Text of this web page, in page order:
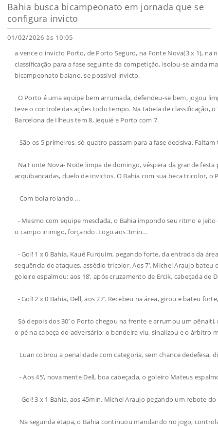
Bahia busca bicampeonato em jornada que se
configura invicto
01/02/2026 às 10:05
a vence o invicto Porto, de Porto Seguro, na Fonte Nova(3 x 1),
classificação para a fase seguinte da competição, isolou-se ainda
bicampeonato baiano, se possível invicto.
O Porto é uma equipe bem arrumada, defendeu-se bem, jogou
teve o controle das ações todo tempo. Na tabela de classificação,
Barcelona de Ilheus tem 8, Jequié e Porto com 7.
São os 5 primeiros, só quatro passam para a fase decisiva.
Na Fonte Nova- Noite limpa de domingo, véspera da grande
arquibancadas, duelo de invictos. O Bahia com sua beca tricolor, o
Com bola rolando ...
- Mesmo com equipe mesclada, o Bahia impondo seu ritmo e
o campo inimigo, forçando. Logo aos 3min...
- Gol! 1 x 0 Bahia, Kauê Furquim, pegando forte, da entrada da
sequência de ataques, assédio tricolor. Aos 7’, Michel Araujo
goleiro espalmou; aos 18’, após cruzamento de Ercik, cabeçada
- Gol! 2 x 0 Bahia, Dell, aos 27’. Recebeu na área, girou e bateu
Só depois dos 30’ o Porto chegou na frente e arrumou um
o pé na cabeça do adversário; o bandeira viu, sinalizou e o árbitro
Luan cobrou a penalidade com categoria, sem chance dedefesa,
- Aos 45’, novamente Dell, boa cabeçada, o goleiro Mateus
- Gol! 3 x 1 Bahia, aos 45min. Michel Araujo pegando um rebote
Na segunda etapa, o Bahia continuou mandando no jogo,